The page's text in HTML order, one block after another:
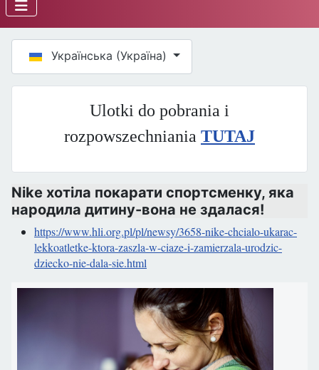
Оберіть свою мову
Українська (Україна)
Ulotki do pobrania i
rozpowszechniania TUTAJ
Nike хотіла покарати спортсменку, яка
народила дитину-вона не здалася!
https://www.hli.org.pl/pl/newsy/3658-nike-chcialo-ukarac-
lekkoatletke-ktora-zaszla-w-ciaze-i-zamierzala-urodzic-
dziecko-nie-dala-sie.html